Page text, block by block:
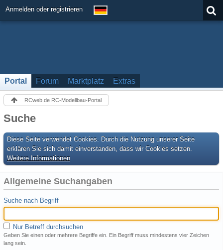
Anmelden oder registrieren
Portal Forum Marktplatz Extras
RCweb.de RC-Modellbau-Portal
Suche
Diese Seite verwendet Cookies. Durch die Nutzung unserer Seite
erklären Sie sich damit einverstanden, dass wir Cookies setzen.
Weitere Informationen
Allgemeine Suchangaben
Suche nach Begriff
Nur Betreff durchsuchen
Geben Sie einen oder mehrere Begriffe ein. Ein Begriff muss mindestens vier Zeichen
lang sein.